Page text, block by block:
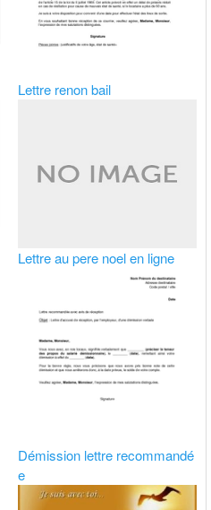
Lettre renon bail
Lettre au pere noel en ligne
Démission lettre recommandé
e